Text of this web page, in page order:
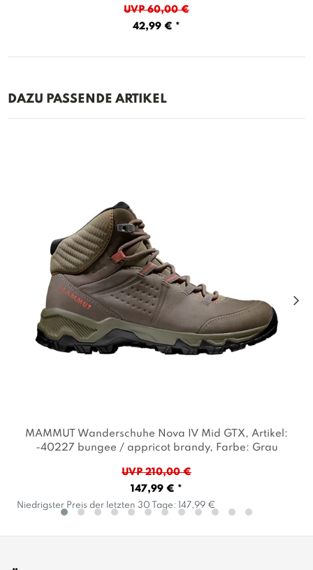
UVP 60,00 €
42,99 € *
DAZU PASSENDE ARTIKEL
MAMMUT Wanderschuhe Nova IV Mid GTX, Artikel:
-40227 bungee / appricot brandy, Farbe: Grau
UVP 210,00 €
147,99 € *
Niedrigster Preis der letzten 30 Tage: 147,99 €